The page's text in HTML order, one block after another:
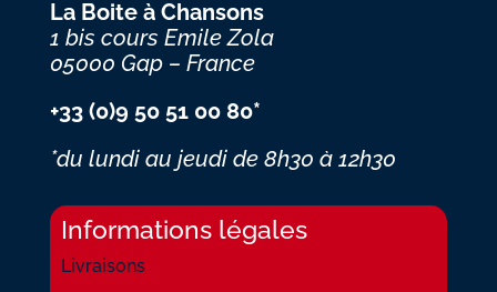
La Boite à Chansons
1 bis cours Emile Zola
05000 Gap – France
+33 (0)9 50 51 00 80*
*du lundi au jeudi de 8h30 à 12h30
Informations légales
Livraisons